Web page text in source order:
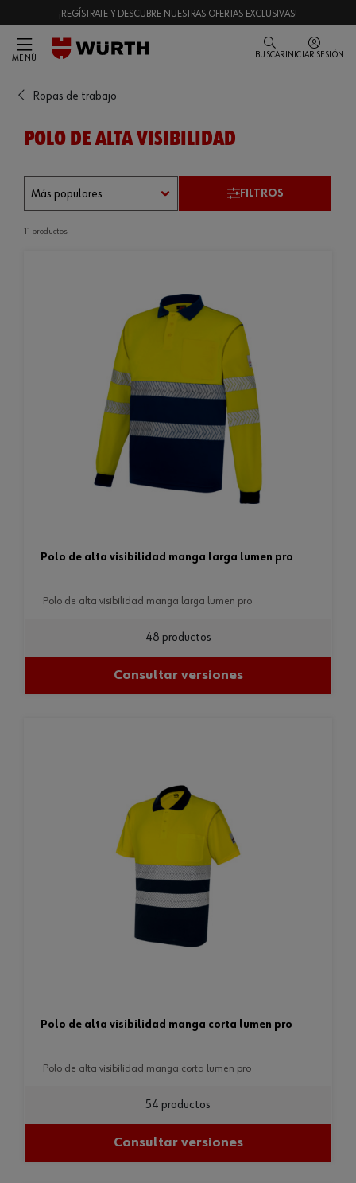
¡REGÍSTRATE Y DESCUBRE NUESTRAS OFERTAS EXCLUSIVAS!
MENÚ BUSCAR INICIAR SESIÓN
Ropas de trabajo
POLO DE ALTA VISIBILIDAD
FILTROS
11 productos
polo de alta visibilidad manga larga lumen pro
polo de alta visibilidad manga larga lumen pro
48 productos
Consultar versiones
polo de alta visibilidad manga corta lumen pro
polo de alta visibilidad manga corta lumen pro
54 productos
Consultar versiones